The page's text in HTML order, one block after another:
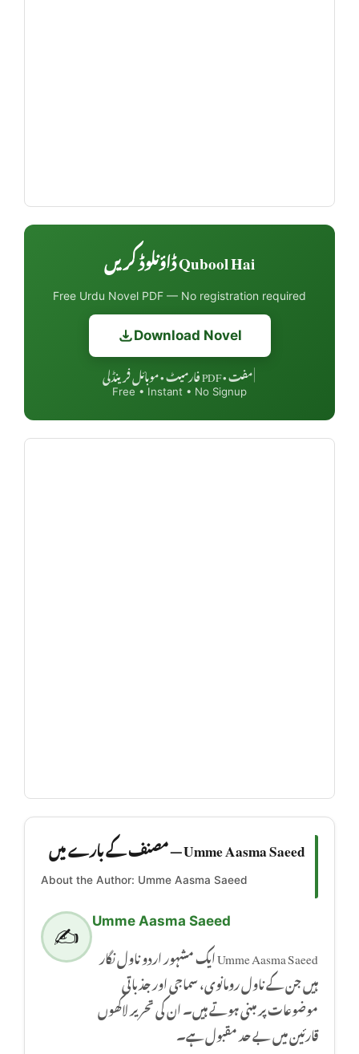
Qubool Hai ڈاؤنلوڈ کریں
Free Urdu Novel PDF — No registration required
Download Novel
مفت • PDF فارمیٹ • موبائل فرینڈلی
Free • Instant • No Signup
Umme Aasma Saeed — مصنف کے بارے میں
About the Author: Umme Aasma Saeed
✍️
Umme Aasma Saeed
Umme Aasma Saeed ایک مشہور اردو ناول نگار
ہیں جن کے ناول رومانوی، سماجی اور جذباتی
موضوعات پر مبنی ہوتے ہیں۔ ان کی تحریر لاکھوں
قارئین میں بے حد مقبول ہے۔